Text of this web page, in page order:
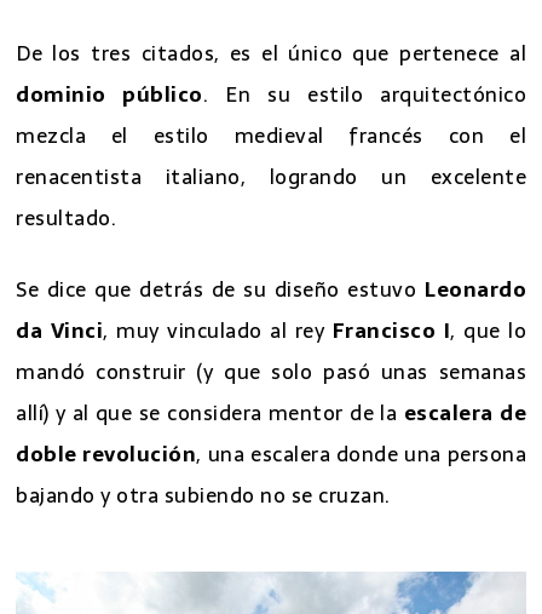
De los tres citados, es el único que pertenece al
dominio público. En su estilo arquitectónico
mezcla el estilo medieval francés con el
renacentista italiano, logrando un excelente
resultado.
Se dice que detrás de su diseño estuvo Leonardo
da Vinci, muy vinculado al rey Francisco I, que lo
mandó construir (y que solo pasó unas semanas
allí) y al que se considera mentor de la escalera de
doble revolución, una escalera donde una persona
bajando y otra subiendo no se cruzan.